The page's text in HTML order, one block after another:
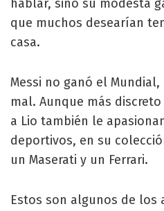
hablar, sino su modesta
que muchos desearían
casa.
Messi no ganó el
mal. Aunque más
a Lio también le
deportivos, en su
un Maserati y un Ferrari.
Estos son algunos de los